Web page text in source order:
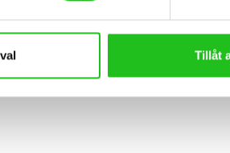
Tillåt